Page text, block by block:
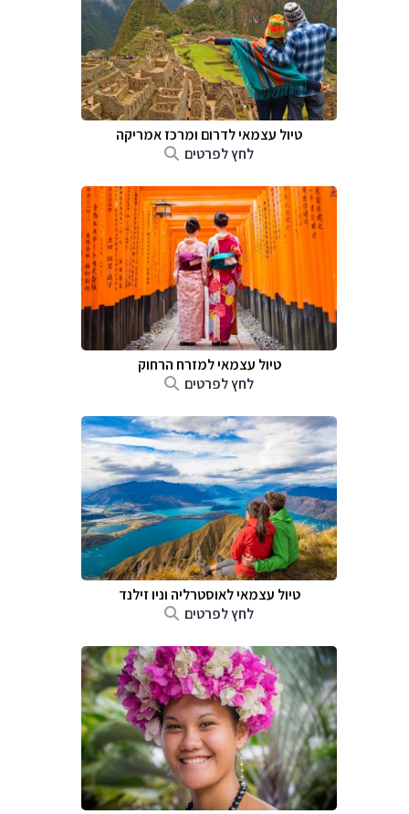
טיול עצמאי לדרום ומרכז אמריקה
לחץ לפרטים
טיול עצמאי למזרח הרחוק
לחץ לפרטים
טיול עצמאי לאוסטרליה וניו זילנד
לחץ לפרטים